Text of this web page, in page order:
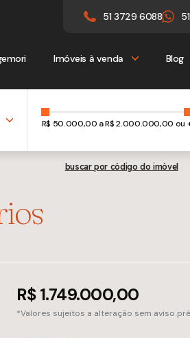
Imóveis à venda Blog
51 3729 6088
R$ 50.000,00 a R$2.000.000,00 ou
buscar por código do imóvel
R$ 1.749.000,00
*Valores sujeitos a alteração sem aviso